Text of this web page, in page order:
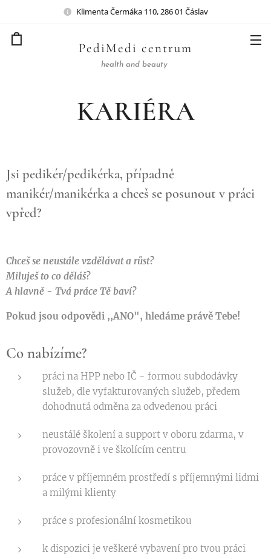
Klimenta Čermáka 110, 286 01 Čáslav
PediMedi centrum
health and beauty
KARIÉRA
Jsi pedikér/pedikérka, případně
manikér/manikérka a chceš se posunout v práci
vpřed?
Chceš se neustále vzdělávat a růst?
Miluješ to co děláš?
A hlavně - Tvá práce Tě baví?
Pokud jsou odpovědi ,,ANO", hledáme právě Tebe!
Co nabízíme?
práci na HPP nebo IČ - formou subdodávky
služeb, dle vyfakturovaných služeb, předem
dohodnutá odměna za odvedenou práci
neustálé školení a support v oboru zdarma, v
provozovně i ve školícím centru
práce v příjemném prostředí s příjemnými lidmi
a milými klienty
práce s profesionální kosmetikou
k dispozici je veškeré vybavení pro tvou práci